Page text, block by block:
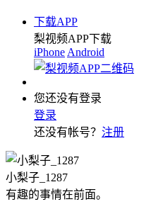
下载APP
梨视频APP下载
iPhone Android
您还没有登录
登录
还没有帐号？ 注册
小梨子_1287
有趣的事情在前面。